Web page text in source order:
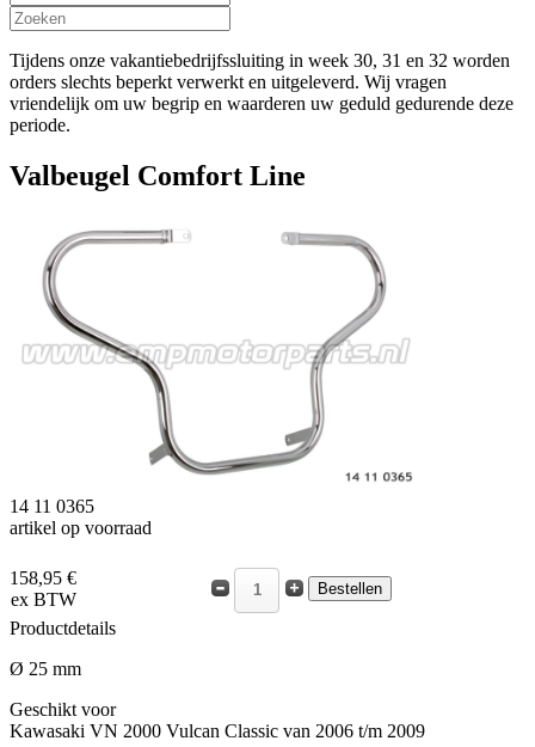
Tijdens onze vakantiebedrijfssluiting in week 30, 31 en 32 worden
orders slechts beperkt verwerkt en uitgeleverd. Wij vragen
vriendelijk om uw begrip en waarderen uw geduld gedurende deze
periode.
Valbeugel Comfort Line
14 11 0365
artikel op voorraad
158,95 €
ex BTW
Productdetails
Ø 25 mm
Geschikt voor
Kawasaki VN 2000 Vulcan Classic van 2006 t/m 2009